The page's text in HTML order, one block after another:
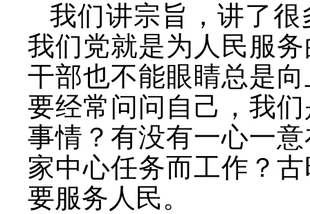
我们讲宗旨，讲了
我们党就是为人民服
干部也不能眼睛总是
要经常问问自己，我
事情？有没有一心一
家中心任务而工作？
要服务人民。